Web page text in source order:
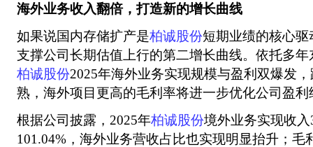
海外业务收入翻倍，打造新的增长曲线
如果说国内存储扩产是柏诚股份短期业绩的核心
支撑公司长期估值上行的第二增长曲线。依托多
柏诚股份2025年海外业务实现规模与盈利双爆发
熟，海外项目更高的毛利率将进一步优化公司盈利
根据公司披露，2025年柏诚股份境外业务实现收
101.04%，海外业务营收占比也实现明显抬升；毛